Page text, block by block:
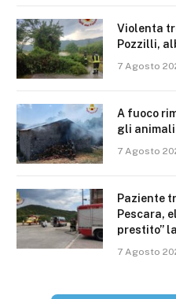
Violenta
Pozzilli,
7 Agosto
A fuoco
gli animali
7 Agosto
Paziente
Pescara,
prestito”
7 Agosto